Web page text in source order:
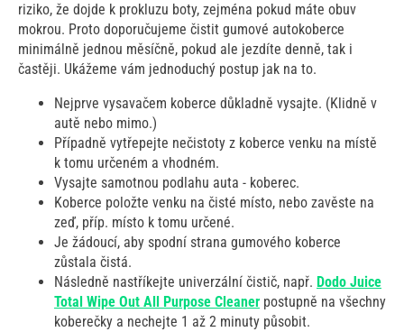
riziko, že dojde k prokluzu boty, zejména pokud máte obuv
mokrou. Proto doporučujeme čistit gumové autokoberce
minimálně jednou měsíčně, pokud ale jezdíte denně, tak i
častěji. Ukážeme vám jednoduchý postup jak na to.
Nejprve vysavačem koberce důkladně vysajte. (Klidně v
autě nebo mimo.)
Případně vytřepejte nečistoty z koberce venku na místě
k tomu určeném a vhodném.
Vysajte samotnou podlahu auta - koberec.
Koberce položte venku na čisté místo, nebo zavěste na
zeď, příp. místo k tomu určené.
Je žádoucí, aby spodní strana gumového koberce
zůstala čistá.
Následně nastříkejte univerzální čistič, např. Dodo Juice
Total Wipe Out All Purpose Cleaner postupně na všechny
koberečky a nechejte 1 až 2 minuty působit.